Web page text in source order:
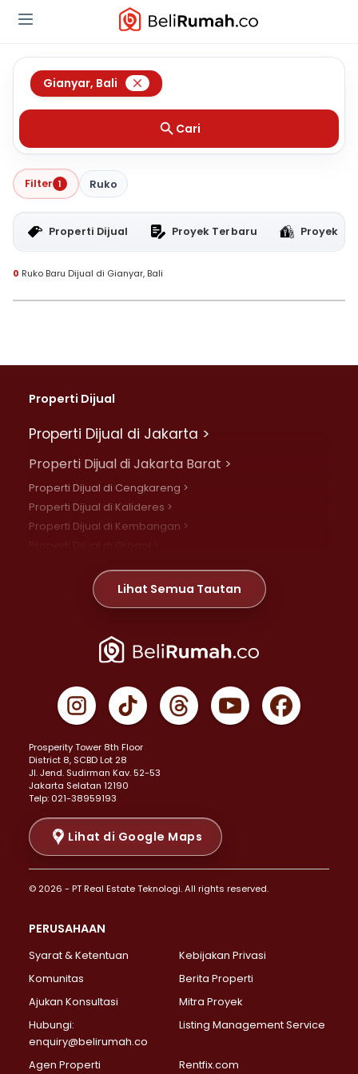
Gianyar, Bali
Cari
Filter 1 Ruko
Properti Dijual Proyek Terbaru Proyek
0 Ruko Baru Dijual di Gianyar, Bali
Properti Dijual
Properti Dijual di Jakarta >
Properti Dijual di Jakarta Barat >
Properti Dijual di Cengkareng >
Properti Dijual di Kalideres >
Properti Dijual di Kembangan >
Properti Dijual di Meruya >
Properti Dijual di Jelambar >
Properti Dijual di Jakarta Pusat >
Properti Dijual di Gambir >
Properti Dijual di Johar Baru >
Properti Dijual di Menteng >
Properti Dijual di Senen >
Properti Dijual di Tanah Abang >
Properti Dijual di Cikini >
Properti Dijual di Kramat >
Properti Dijual di Pasar Baru >
Properti Dijual di Bendungan Hilir >
Properti Dijual di Jakarta Selatan >
Properti Dijual di Lebak Bulus >
Properti Dijual di Gandaria Selatan >
Properti Dijual di Pondok Labu >
Properti Dijual di Lenteng Agung >
Properti Dijual di Senayan >
Properti Dijual di Pondok Pinang >
Lihat Semua Tautan
Prosperity Tower 8th Floor
District 8, SCBD Lot 28
JI. Jend. Sudirman Kav. 52-53
Jakarta Selatan 12190
Telp: 021-38959193
Lihat di Google Maps
© 2026 - PT Real Estate Teknologi. All rights reserved.
PERUSAHAAN
Syarat & Ketentuan
Kebijakan Privasi
Komunitas
Berita Properti
Ajukan Konsultasi
Mitra Proyek
Hubungi:
enquiry@belirumah.co
Listing Management Service
Agen Properti Rentfix.com